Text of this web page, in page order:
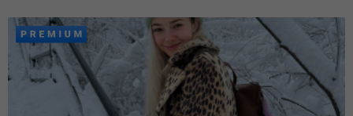
n